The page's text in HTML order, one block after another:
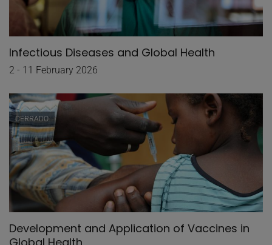
Infectious Diseases and Global Health
2 - 11 February 2026
CERRADO
Development and Application of Vaccines in